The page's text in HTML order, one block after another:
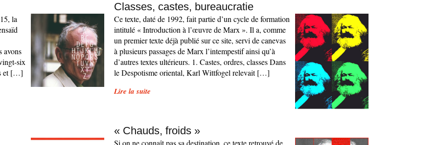
la
avons
six
et […]
Classes, castes, bureaucratie
Ce texte, daté de 1992, fait partie d’un cycle de formation
intitulé « Introduction à l’œuvre de Marx ». Il a, comme
un premier texte déjà publié sur ce site, servi de canevas
à plusieurs passages de Marx l’intempestif ainsi qu’à
d’autres textes ultérieurs. 1. Castes, ordres, classes Dans
le Despotisme oriental, Karl Wittfogel relevait […]
Lire la suite
« Chauds, froids »
Si on ne connaît pas sa destination, ce texte retrouvé de